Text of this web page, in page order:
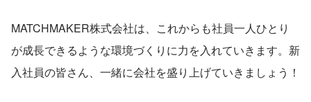
MATCHMAKER株式会社は、これからも社員一人ひとり
が成長できるような環境づくりに力を入れていきます。新
入社員の皆さん、一緒に会社を盛り上げていきましょう！